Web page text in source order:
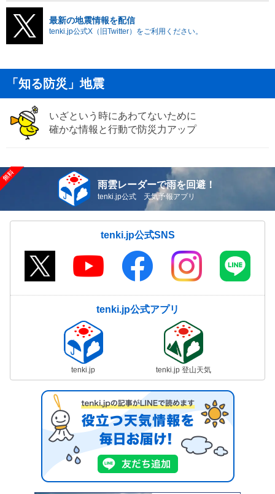
最新の地震情報を配信
tenki.jp公式X（旧Twitter）をご利用ください。
「知る防災」地震
いざという時にあわてないために
確かな情報と行動で防災力アップ
雨雲レーダーで雨を回避！
tenki.jp公式 天気予報アプリ
tenki.jp公式SNS
tenki.jp公式アプリ
tenki.jp tenki.jp 登山天気